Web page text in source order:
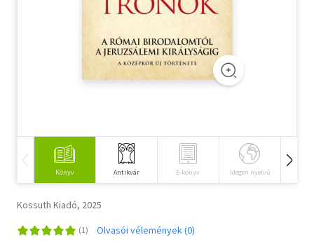
Természettudomány
Könyv Antikvár E-könyv Idegen nyelvű
Kossuth Kiadó, 2025
Olvasói vélemények (0)